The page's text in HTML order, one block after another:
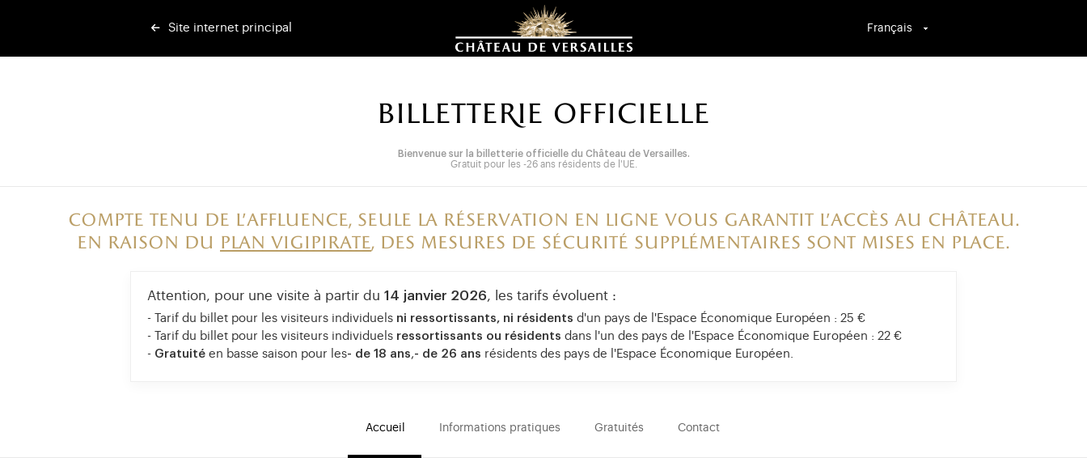
Site internet principal Français
BILLETTERIE OFFICIELLE
Bienvenue sur la billetterie officielle du Château de Versailles.
Gratuit pour les -26 ans résidents de l'UE.
Compte tenu de l’affluence, seule la réservation en ligne vous garantit l’accès au château.
En raison du plan vigipirate, des mesures de sécurité supplémentaires sont mises en place.
Attention, pour une visite à partir du 14 janvier 2026, les tarifs évoluent :
- Tarif du billet pour les visiteurs individuels ni ressortissants, ni résidents d'un pays de l'Espace Économique Européen : 25 €
- Tarif du billet pour les visiteurs individuels ressortissants ou résidents dans l'un des pays de l'Espace Économique Européen : 22 €
- Gratuité en basse saison pour les- de 18 ans,- de 26 ans résidents des pays de l'Espace Économique Européen.
Accueil Informations pratiques Gratuités Contact